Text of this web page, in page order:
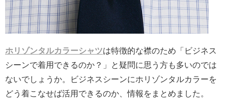
ホリゾンタルカラーシャツは特徴的な襟のため「ビジネス
シーンで着用できるのか？」と疑問に思う方も多いのでは
ないでしょうか。ビジネスシーンにホリゾンタルカラーを
どう着こなせば活用できるのか、情報をまとめました。